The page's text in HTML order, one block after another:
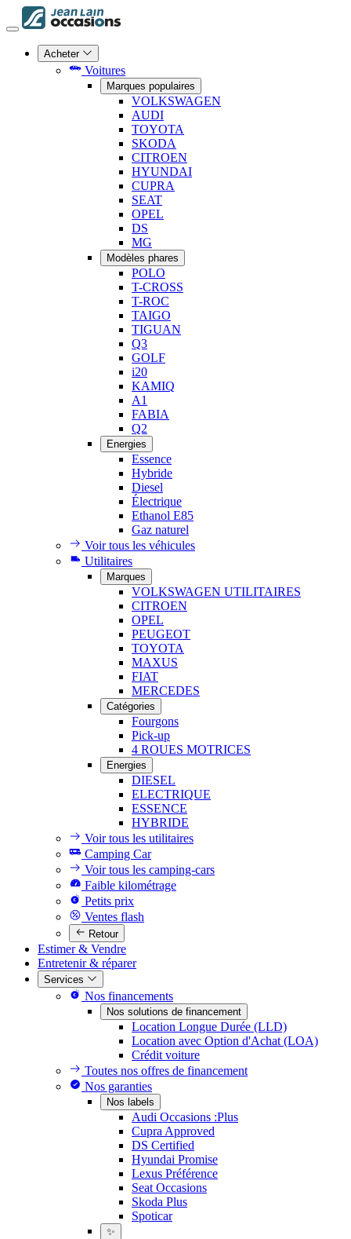
Acheter
Voitures
Marques populaires
VOLKSWAGEN
AUDI
TOYOTA
SKODA
CITROEN
HYUNDAI
CUPRA
SEAT
OPEL
DS
MG
Modèles phares
POLO
T-CROSS
T-ROC
TAIGO
TIGUAN
Q3
GOLF
i20
KAMIQ
A1
FABIA
Q2
Energies
Essence
Hybride
Diesel
Électrique
Ethanol E85
Gaz naturel
Voir tous les véhicules
Utilitaires
Marques
VOLKSWAGEN UTILITAIRES
CITROEN
OPEL
PEUGEOT
TOYOTA
MAXUS
FIAT
MERCEDES
Catégories
Fourgons
Pick-up
4 ROUES MOTRICES
Energies
DIESEL
ELECTRIQUE
ESSENCE
HYBRIDE
Voir tous les utilitaires
Camping Car
Voir tous les camping-cars
Faible kilométrage
Petits prix
Ventes flash
Retour
Estimer & Vendre
Entretenir & réparer
Services
Nos financements
Nos solutions de financement
Location Longue Durée (LLD)
Location avec Option d'Achat (LOA)
Crédit voiture
Toutes nos offres de financement
Nos garanties
Nos labels
Audi Occasions :Plus
Cupra Approved
DS Certified
Hyundai Promise
Lexus Préférence
Seat Occasions
Skoda Plus
Spoticar
✨